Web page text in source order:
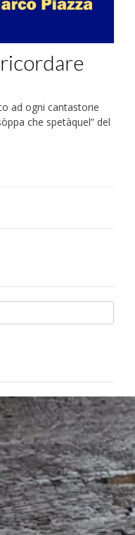
ad ogni cantastorie
che spetàquel” del